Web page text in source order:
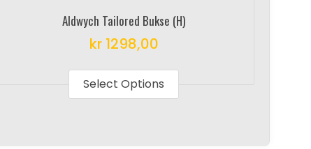
Aldwych Tailored Bukse (H)
kr1298,00
Select Options